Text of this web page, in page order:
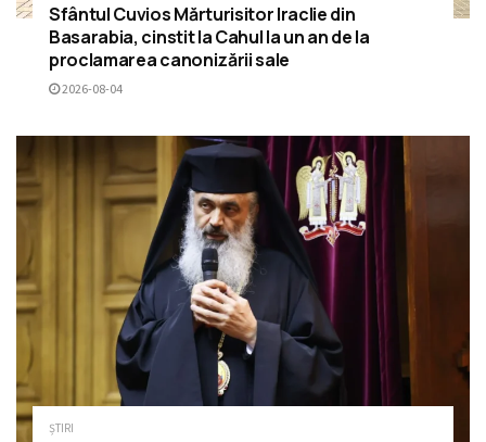
Sfântul Cuvios Mărturisitor Iraclie din
Basarabia, cinstit la Cahul la un an de la
proclamarea canonizării sale
2026-08-04
ȘTIRI